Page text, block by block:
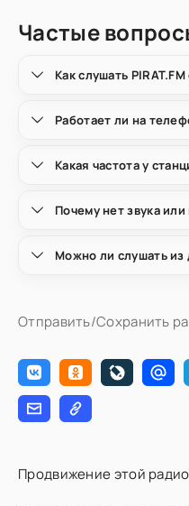
Частые
Как слушать
Работает ли на
Какая частота у
Почему нет звука
Можно ли слушать из
Отправить/Сохранить
Продвижение этой